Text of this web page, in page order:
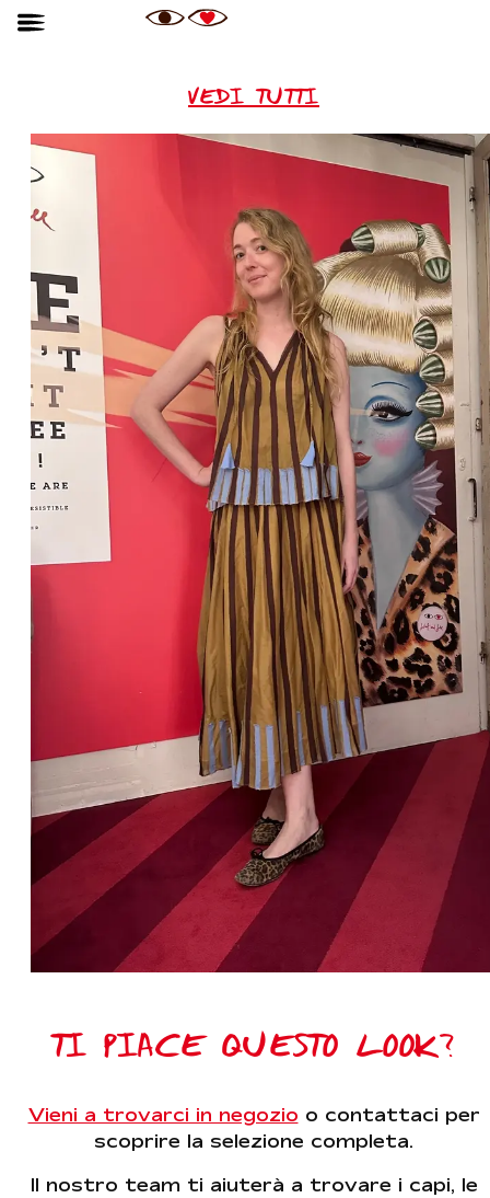
VEDI TUTTI
TI PIACE QUESTO LOOK?
Vieni a trovarci in negozio o contattaci per
scoprire la selezione completa.
Il nostro team ti aiuterà a trovare i capi, le